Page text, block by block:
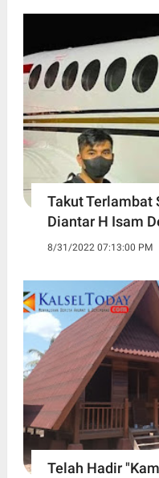
Takut Terlambat
Diantar H Isam
8/31/2022 07:13:00 PM
Telah Hadir